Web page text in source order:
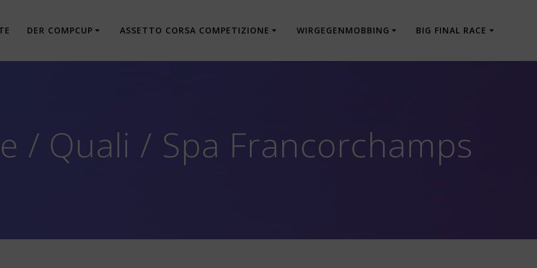
DER COMPCUP ASSETTO CORSA COMPETIZIONE WIRGEGENMOBBING BIG FINAL RACE
/ Quali / Spa Francorchamps